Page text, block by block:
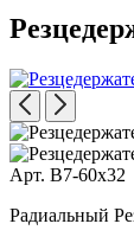
Арт. B7-60x32
Радиальный